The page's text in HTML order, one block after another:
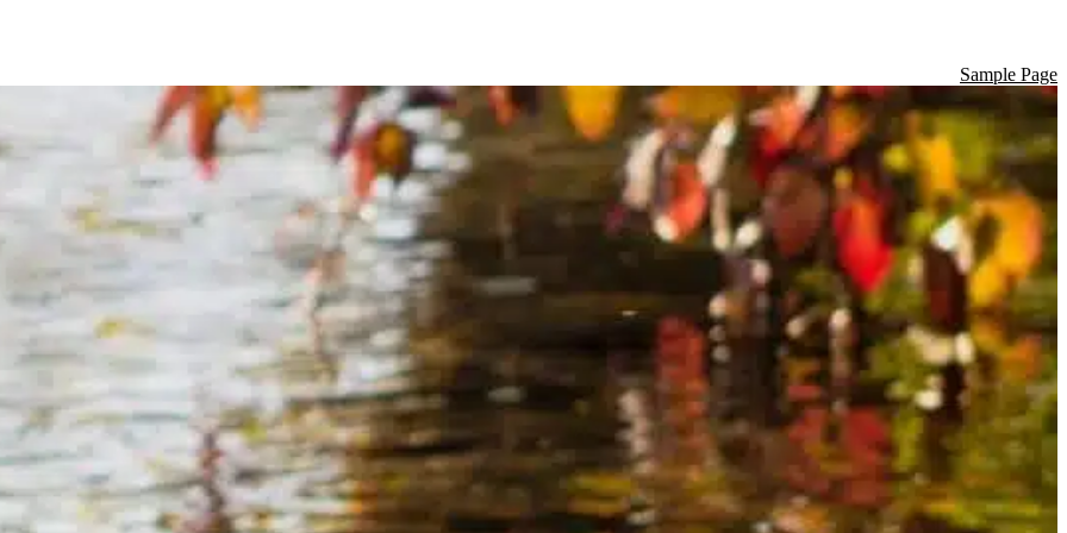
Sample Page